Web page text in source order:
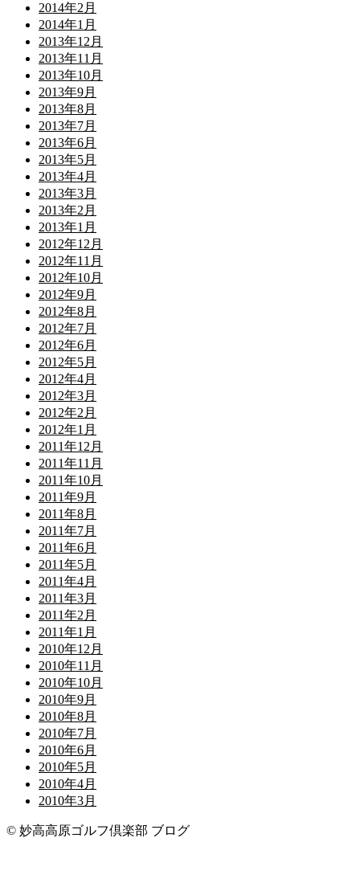
2014年2月
2014年1月
2013年12月
2013年11月
2013年10月
2013年9月
2013年8月
2013年7月
2013年6月
2013年5月
2013年4月
2013年3月
2013年2月
2013年1月
2012年12月
2012年11月
2012年10月
2012年9月
2012年8月
2012年7月
2012年6月
2012年5月
2012年4月
2012年3月
2012年2月
2012年1月
2011年12月
2011年11月
2011年10月
2011年9月
2011年8月
2011年7月
2011年6月
2011年5月
2011年4月
2011年3月
2011年2月
2011年1月
2010年12月
2010年11月
2010年10月
2010年9月
2010年8月
2010年7月
2010年6月
2010年5月
2010年4月
2010年3月
© 妙高高原ゴルフ倶楽部 ブログ